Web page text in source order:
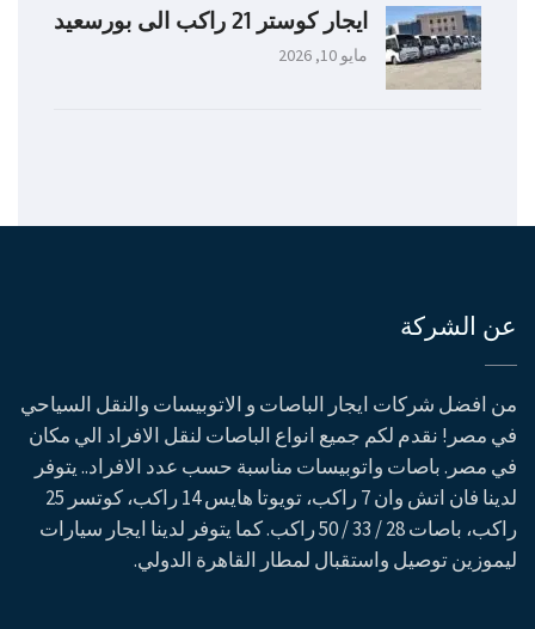
ايجار كوستر 21 راكب الى بورسعيد
مايو 10, 2026
عن الشركة
من افضل شركات ايجار الباصات و الاتوبيسات والنقل السياحي
في مصر! نقدم لكم جميع انواع الباصات لنقل الافراد الي مكان
في مصر. باصات واتوبيسات مناسبة حسب عدد الافراد.. يتوفر
لدينا فان اتش وان 7 راكب، تويوتا هايس 14 راكب، كوتسر 25
راكب، باصات 28 / 33 / 50 راكب. كما يتوفر لدينا ايجار سيارات
ليموزين توصيل واستقبال لمطار القاهرة الدولي.